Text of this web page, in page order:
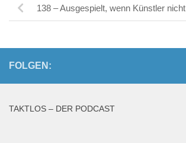
138 – Ausgespielt, wenn Künstler
FOLGEN:
TAKTLOS – DER PODCAST